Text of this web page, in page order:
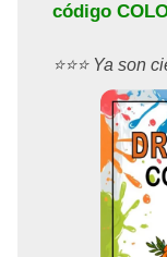
código
⭐️⭐️⭐️ Ya son